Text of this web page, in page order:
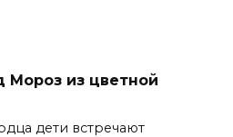
из цветной
дети встречают